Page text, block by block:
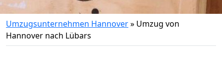
Umzugsunternehmen Hannover» Umzug von
Hannover nach Lübars